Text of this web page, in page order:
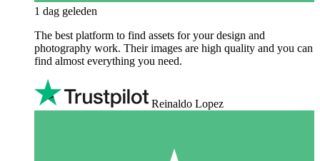
1 dag geleden
The best platform to find assets for your design and
photography work. Their images are high quality and you can
find almost everything you need.
Reinaldo Lopez